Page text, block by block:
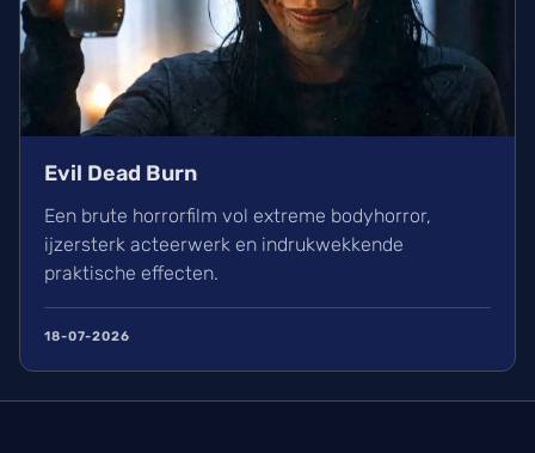
Evil Dead Burn
Een brute horrorfilm vol extreme bodyhorror,
ijzersterk acteerwerk en indrukwekkende
praktische effecten.
18-07-2026